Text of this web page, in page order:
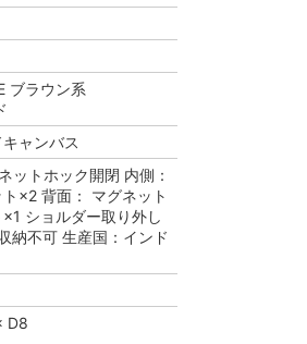
ブラウン系
ャンバス
ットホック開閉 内側：
×2 背面： マグネット
ショルダー取り外し
納不可 生産国：インド
D8